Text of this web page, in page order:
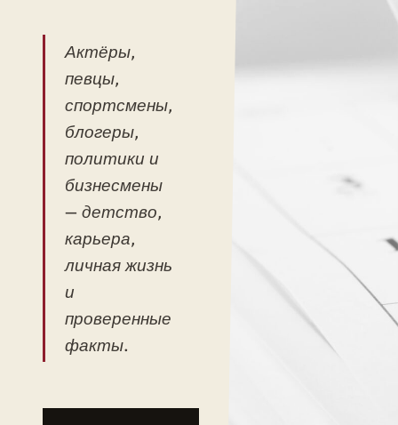
Актёры,
певцы,
спортсмены,
блогеры,
политики и
бизнесмены
— детство,
карьера,
личная жизнь
и
проверенные
факты.